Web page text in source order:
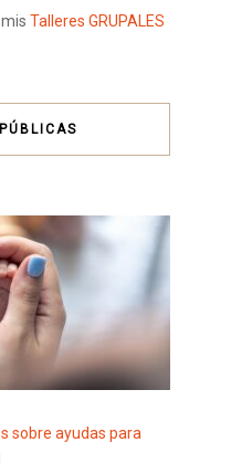
Talleres GRUPALES
sobre ayudas para